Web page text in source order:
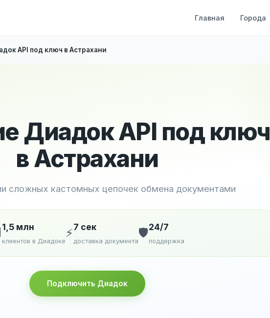
Главная Города
API под ключ в Астрахани
Диадок API под ключ
в Астрахани
сложных кастомных цепочек обмена документами
1,5 млн
клиентов в Диадоке
⚡7 сек
доставка документа
🛡️24/7
поддержка
Подключить Диадок